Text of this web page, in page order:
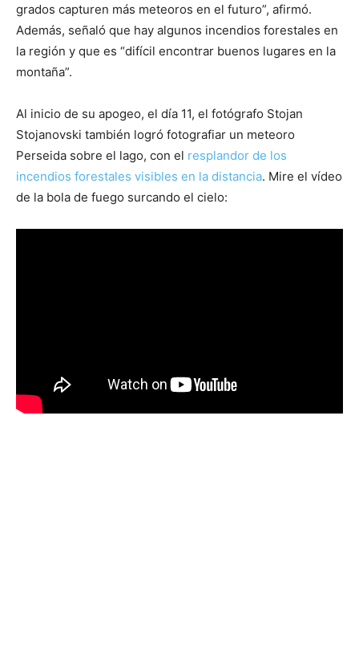
grados capturen más meteoros en el futuro”, afirmó.
Además, señaló que hay algunos incendios forestales en
la región y que es “difícil encontrar buenos lugares en la
montaña”.
Al inicio de su apogeo, el día 11, el fotógrafo Stojan
Stojanovski también logró fotografiar un meteoro
Perseida sobre el lago, con el resplandor de los
incendios forestales visibles en la distancia. Mire el vídeo
de la bola de fuego surcando el cielo: